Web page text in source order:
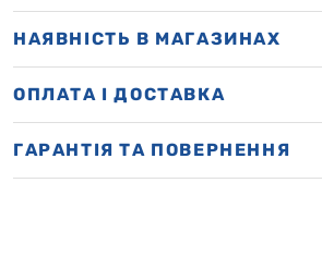
НАЯВНІСТЬ В МАГАЗИНАХ
OПЛАТА І ДОСТАВКА
ГАРАНТІЯ ТА ПОВЕРНЕННЯ